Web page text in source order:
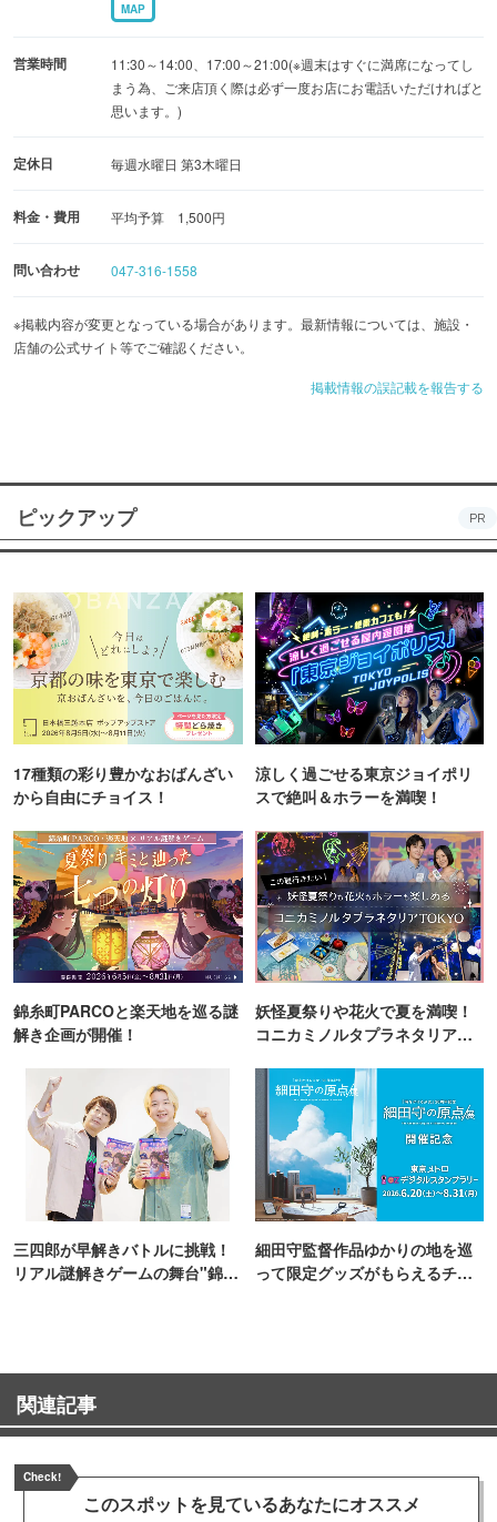
MAP
営業時間
11:30～14:00、17:00～21:00(※週末はすぐに満席になってし
まう為、ご来店頂く際は必ず一度お店にお電話いただければと
思います。)
定休日 毎週水曜日 第3木曜日
料金・費用 平均予算 1,500円
問い合わせ 047-316-1558
※掲載内容が変更となっている場合があります。最新情報については、施設・
店舗の公式サイト等でご確認ください。
掲載情報の誤記載を報告する
ピックアップ PR
17種類の彩り豊かなおばんざい
から自由にチョイス！
涼しく過ごせる東京ジョイポリ
スで絶叫＆ホラーを満喫！
錦糸町PARCOと楽天地を巡る謎
解き企画が開催！
妖怪夏祭りや花火で夏を満喫！
コニカミノルタプラネタリア
三四郎が早解きバトルに挑戦！
リアル謎解きゲームの舞台"錦糸
細田守監督作品ゆかりの地を巡
って限定グッズがもらえるチャ
関連記事
Check!
このスポットを見ているあなたにオススメ